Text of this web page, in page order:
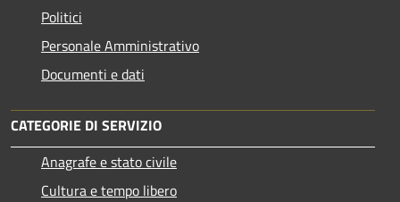
Politici
Personale Amministrativo
Documenti e dati
CATEGORIE DI SERVIZIO
Anagrafe e stato civile
Cultura e tempo libero